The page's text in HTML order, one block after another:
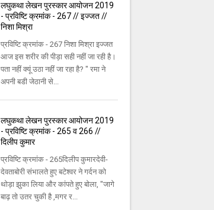
लघुकथा लेखन पुरस्कार आयोजन 2019
- प्रविष्टि क्रमांक - 267 // इज्जत //
निशा मिश्रा
प्रविष्टि क्रमांक - 267 निशा मिश्रा इज्जत
आज इस शरीर की पीड़ा सही नहीं जा रही है।
पता नहीं क्यूं उठा नहीं जा रहा है? " रमा ने
अपनी बडी जेठानी से...
लघुकथा लेखन पुरस्कार आयोजन 2019
- प्रविष्टि क्रमांक - 265 व 266 //
दिलीप कुमार
प्रविष्टि क्रमांक - 265दिलीप कुमारदेवी-
देवताबोरी संभालते हुए बटेश्वर ने गर्दन को
थोड़ा झुका लिया और कांपते हुए बोला, "जागे
बाढ़ तो उतर चुकी है ,मगर र...